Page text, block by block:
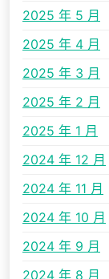
2025 年 5 月
2025 年 4 月
2025 年 3 月
2025 年 2 月
2025 年 1 月
2024 年 12 月
2024 年 11 月
2024 年 10 月
2024 年 9 月
2024 年 8 月